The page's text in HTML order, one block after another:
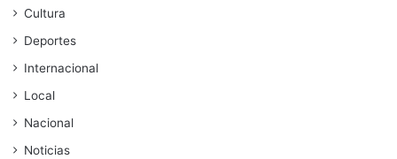
Cultura
Deportes
Internacional
Local
Nacional
Noticias